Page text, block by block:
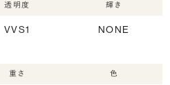
透明度
VVS1
輝き
NONE
重さ 色